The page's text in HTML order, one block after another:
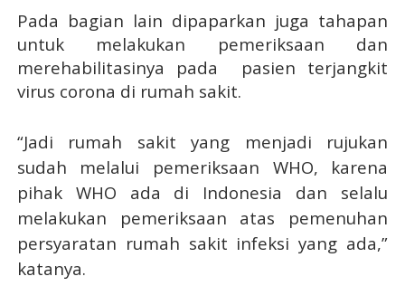
Pada bagian lain dipaparkan juga tahapan
untuk melakukan pemeriksaan dan
merehabilitasinya pada pasien terjangkit
virus corona di rumah sakit.
“Jadi rumah sakit yang menjadi rujukan
sudah melalui pemeriksaan WHO, karena
pihak WHO ada di Indonesia dan selalu
melakukan pemeriksaan atas pemenuhan
persyaratan rumah sakit infeksi yang ada,”
katanya.